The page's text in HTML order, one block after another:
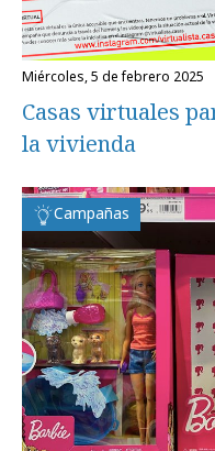
miércoles, 5 de febrero 2025
Casas virtuales
la vivienda
Campañas